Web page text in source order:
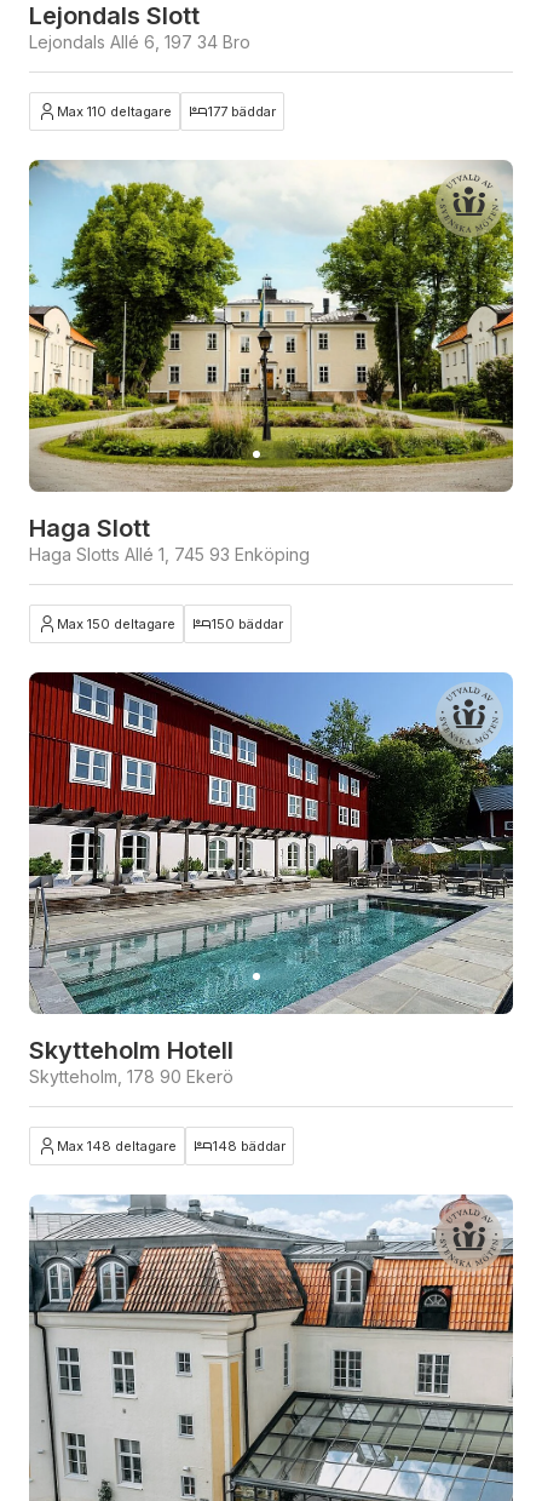
Lejondals Slott
Lejondals Allé 6, 197 34 Bro
Max 110 deltagare 177 bäddar
Haga Slott
Haga Slotts Allé 1, 745 93 Enköping
Max 150 deltagare 150 bäddar
Skytteholm Hotell
Skytteholm, 178 90 Ekerö
Max 148 deltagare 148 bäddar